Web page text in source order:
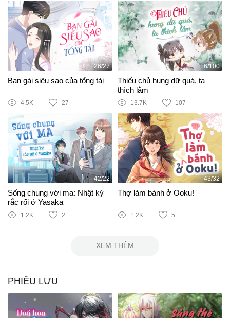
26/27
Bạn gái siêu sao của tổng tài
4.5K 27
116/100
Thiếu chủ hung dữ quá, ta
thích lắm
13.7K 107
42/22
Sống chung với ma: Nhật ký
rắc rối ở Yasaka
1.2K 2
43/32
Thợ làm bánh ở Ooku!
1.2K 5
XEM THÊM
PHIÊU LƯU